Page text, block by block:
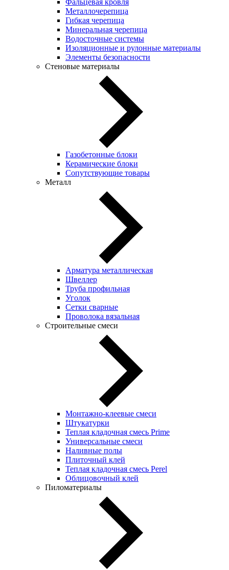
Металлочерепица
Гибкая черепица
Минеральная черепица
Водосточные системы
Изоляционные и рулонные материалы
Элементы безопасности
Стеновые материалы
Газобетонные блоки
Керамические блоки
Сопутствующие товары
Металл
Арматура металлическая
Швеллер
Труба профильная
Уголок
Сетки сварные
Проволока вязальная
Строительные смеси
Монтажно-клеевые смеси
Штукатурки
Теплая кладочная смесь Prime
Универсальные смеси
Наливные полы
Плиточный клей
Теплая кладочная смесь Perel
Облицовочный клей
Пиломатериалы